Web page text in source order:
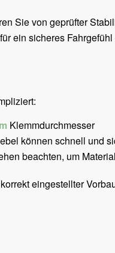
Sie von geprüfter
ein sicheres
Klemmdurchmesser
können schnell und
beachten, um
eingestellter